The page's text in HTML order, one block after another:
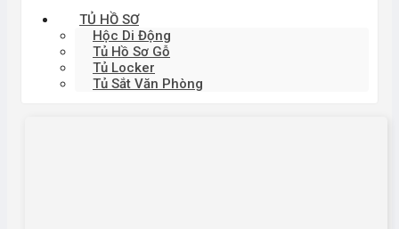
TỦ HỒ SƠ
Hộc Di Động
Tủ Hồ Sơ Gỗ
Tủ Locker
Tủ Sắt Văn Phòng